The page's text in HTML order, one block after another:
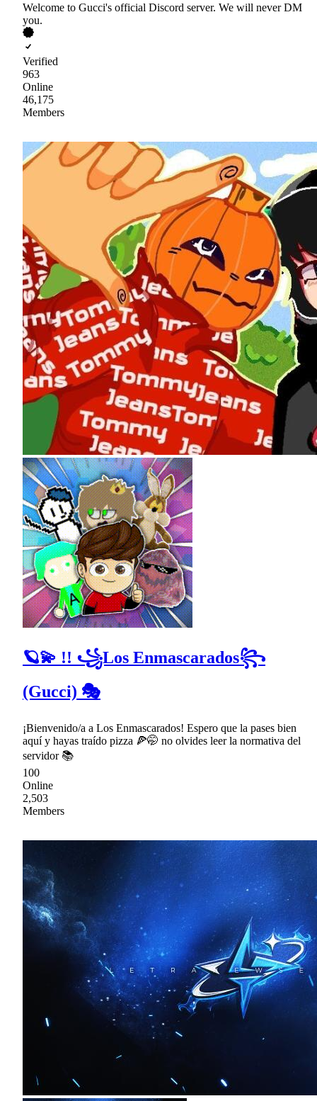
Welcome to Gucci's official Discord server. We will never DM
you.
Verified
963
Online
46,175
Members
🪐💫 !! ꧁Los Enmascarados꧂
(Gucci) 🎭
¡Bienvenido/a a Los Enmascarados! Espero que la pases bien
aquí y hayas traído pizza 🍕🤭 no olvides leer la normativa del
servidor 📚
100
Online
2,503
Members